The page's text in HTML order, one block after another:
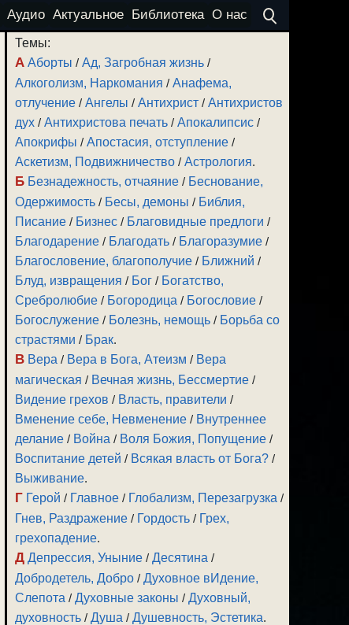
Аудио Актуальное Библиотека О нас
Темы:
А Аборты /Ад, Загробная жизнь /
Алкоголизм, Наркомания /Анафема,
отлучение /Ангелы /Антихрист /Антихристов
дух /Антихристова печать /Апокалипсис /
Апокрифы /Апостасия, отступление /
Аскетизм, Подвижничество /Астрология.
Б Безнадежность, отчаяние / Беснование,
Одержимость / Бесы, демоны / Библия,
Писание / Бизнес / Благовидные предлоги /
Благодарение / Благодать / Благоразумие /
Благословение, благополучие / Ближний /
Блуд, извращения / Бог / Богатство,
Сребролюбие / Богородица / Богословие /
Богослужение / Болезнь, немощь / Борьба со
страстями / Брак.
В Вера / Вера в Бога, Атеизм / Вера
магическая / Вечная жизнь, Бессмертие /
Видение грехов / Власть, правители /
Вменение себе, Невменение / Внутреннее
делание / Война / Воля Божия, Попущение /
Воспитание детей / Всякая власть от Бога? /
Выживание.
Г Герой / Главное / Глобализм, Перезагрузка /
Гнев, Раздражение / Гордость / Грех,
грехопадение.
Д Депрессия, Уныние /Десятина /
Добродетель, Добро /Духовное вИдение,
Слепота /Духовные законы /Духовный,
духовность /Душа /Душевность, Эстетика.